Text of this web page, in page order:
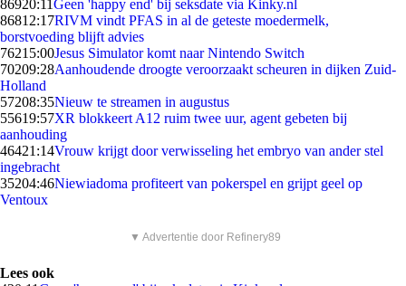
86920:11Geen 'happy end' bij seksdate via Kinky.nl
86812:17RIVM vindt PFAS in al de geteste moedermelk,
borstvoeding blijft advies
76215:00Jesus Simulator komt naar Nintendo Switch
70209:28Aanhoudende droogte veroorzaakt scheuren in dijken Zuid-
Holland
57208:35Nieuw te streamen in augustus
55619:57XR blokkeert A12 ruim twee uur, agent gebeten bij
aanhouding
46421:14Vrouw krijgt door verwisseling het embryo van ander stel
ingebracht
35204:46Niewiadoma profiteert van pokerspel en grijpt geel op
Ventoux
▼ Advertentie door Refinery89
Lees ook